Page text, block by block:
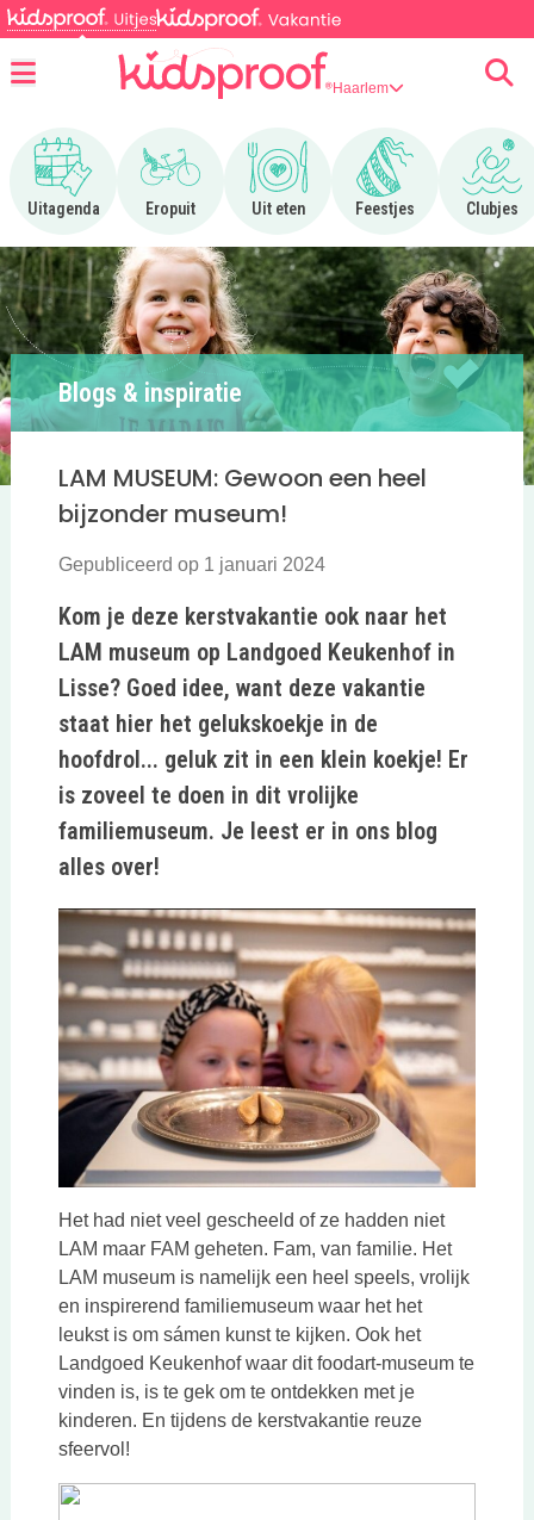
Haarlem
Uitagenda
Ga naar Uitagenda
Eropuit
Ga naar Eropuit
Uit eten
Ga naar Uit eten
Feestjes
Ga naar Feestjes
Clubjes
Ga
Blogs & inspiratie
LAM MUSEUM: Gewoon een heel
bijzonder museum!
Gepubliceerd op 1 januari 2024
Kom je deze kerstvakantie ook naar het
LAM museum op Landgoed Keukenhof in
Lisse? Goed idee, want deze vakantie
staat hier het gelukskoekje in de
hoofdrol... geluk zit in een klein koekje! Er
is zoveel te doen in dit vrolijke
familiemuseum. Je leest er in ons blog
alles over!
Het had niet veel gescheeld of ze hadden niet
LAM maar FAM geheten. Fam, van familie. Het
LAM museum is namelijk een heel speels, vrolijk
en inspirerend familiemuseum waar het het
leukst is om sámen kunst te kijken. Ook het
Landgoed Keukenhof waar dit foodart-museum te
vinden is, is te gek om te ontdekken met je
kinderen. En tijdens de kerstvakantie reuze
sfeervol!